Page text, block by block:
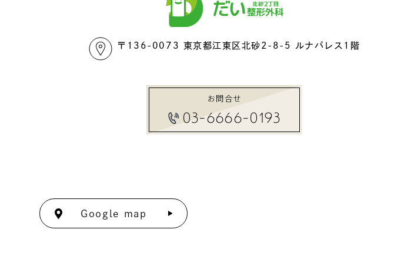
〒136-0073 東京都江東区北砂2-8-5 ルナパレス1階
お問合せ
03-6666-0193
Google map